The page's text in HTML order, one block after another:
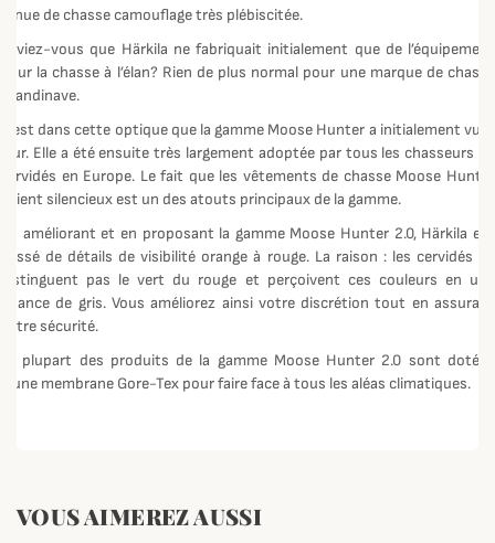
tenue de chasse camouflage très plébiscitée.
Saviez-vous que Härkila ne fabriquait initialement que de l’équipement
pour la chasse à l’élan? Rien de plus normal pour une marque de chasse
scandinave.
C’est dans cette optique que la gamme Moose Hunter a initialement vu le
jour. Elle a été ensuite très largement adoptée par tous les chasseurs de
cervidés en Europe. Le fait que les vêtements de chasse Moose Hunter
soient silencieux est un des atouts principaux de la gamme.
En améliorant et en proposant la gamme Moose Hunter 2.0, Härkila est
passé de détails de visibilité orange à rouge. La raison : les cervidés ne
distinguent pas le vert du rouge et perçoivent ces couleurs en une
nuance de gris. Vous améliorez ainsi votre discrétion tout en assurant
votre sécurité.
La plupart des produits de la gamme Moose Hunter 2.0 sont dotées
d'une membrane Gore-Tex pour faire face à tous les aléas climatiques.
VOUS AIMEREZ AUSSI